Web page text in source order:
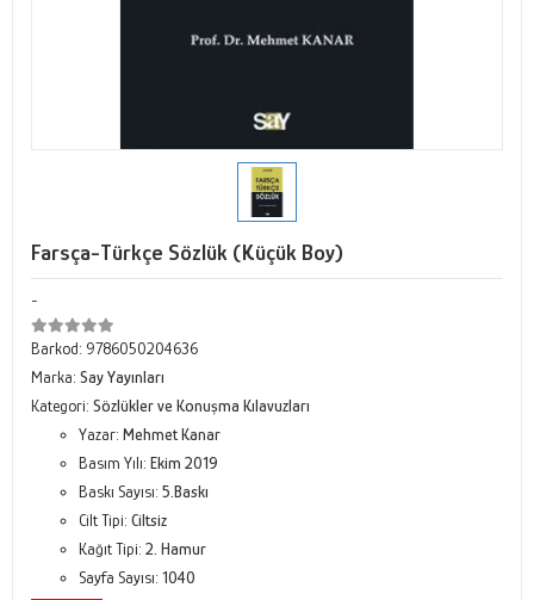
Farsça-Türkçe Sözlük (Küçük Boy)
-
Barkod: 9786050204636
Marka: Say Yayınları
Kategori: Sözlükler ve Konuşma Kılavuzları
Yazar: Mehmet Kanar
Basım Yılı: Ekim 2019
Baskı Sayısı: 5.Baskı
Cilt Tipi: Ciltsiz
Kağıt Tipi: 2. Hamur
Sayfa Sayısı: 1040